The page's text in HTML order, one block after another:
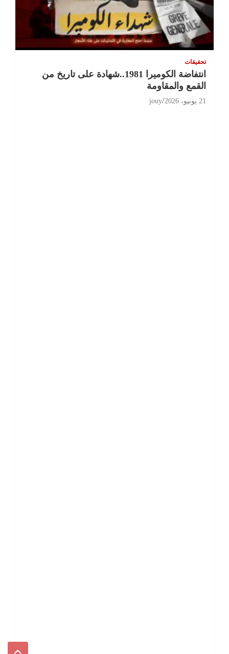
تحقيقات
انتفاضة الكوميرا 1981..شهادة على تاريخ من
القمع والمقاومة
21 يونيو، 2026 jouy